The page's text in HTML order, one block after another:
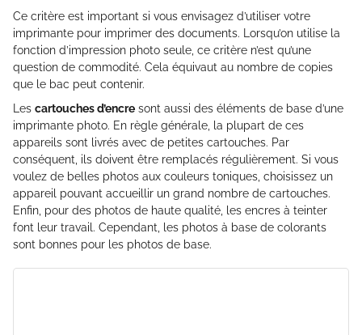
Ce critère est important si vous envisagez d’utiliser votre
imprimante pour imprimer des documents. Lorsqu’on utilise la
fonction d’impression photo seule, ce critère n’est qu’une
question de commodité. Cela équivaut au nombre de copies
que le bac peut contenir.
Les cartouches d’encre sont aussi des éléments de base d’une
imprimante photo. En règle générale, la plupart de ces
appareils sont livrés avec de petites cartouches. Par
conséquent, ils doivent être remplacés régulièrement. Si vous
voulez de belles photos aux couleurs toniques, choisissez un
appareil pouvant accueillir un grand nombre de cartouches.
Enfin, pour des photos de haute qualité, les encres à teinter
font leur travail. Cependant, les photos à base de colorants
sont bonnes pour les photos de base.